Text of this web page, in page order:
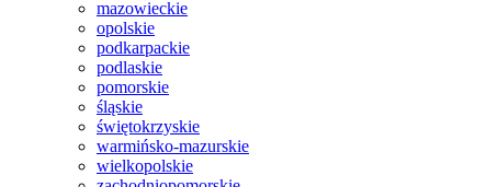
mazowieckie
opolskie
podkarpackie
podlaskie
pomorskie
śląskie
świętokrzyskie
warmińsko-mazurskie
wielkopolskie